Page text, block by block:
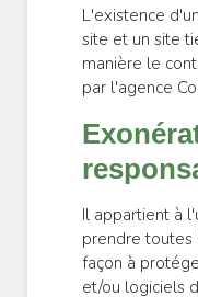
L'existence
site et un site
manière le
par l'agence
Il appartient à
prendre toutes
façon à
et/ou logiciels